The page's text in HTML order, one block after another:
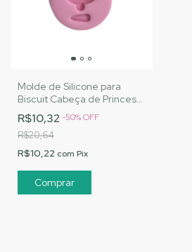
Molde de Silicone para
Biscuit Cabeça de Princesa
- MJ Artesanatos |Cód.
1467
R$10,32 -50%OFF
R$20,64
R$10,22 com Pix